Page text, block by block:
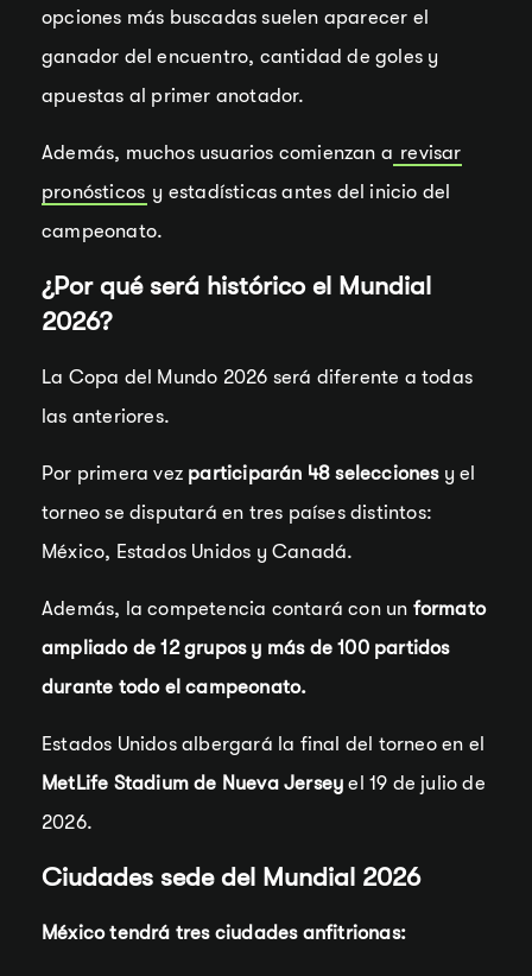
opciones más buscadas suelen aparecer el
ganador del encuentro, cantidad de goles y
apuestas al primer anotador.
Además, muchos usuarios comienzan a revisar
pronósticos y estadísticas antes del inicio del
campeonato.
¿Por qué será histórico el Mundial
2026?
La Copa del Mundo 2026 será diferente a todas
las anteriores.
Por primera vez participarán 48 selecciones y el
torneo se disputará en tres países distintos:
México, Estados Unidos y Canadá.
Además, la competencia contará con un formato
ampliado de 12 grupos y más de 100 partidos
durante todo el campeonato.
Estados Unidos albergará la final del torneo en el
MetLife Stadium de Nueva Jerseyel 19 de julio de
2026.
Ciudades sede del Mundial 2026
México tendrá tres ciudades anfitrionas: